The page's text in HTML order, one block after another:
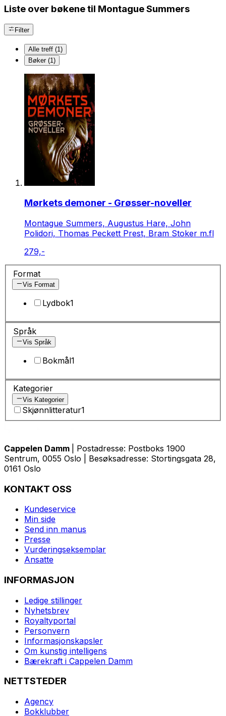
Liste over bøkene til Montague Summers
Filter
Alle treff (1)
Bøker (1)
Mørkets demoner - Grøsser-noveller
Montague Summers, Augustus Hare, John
Polidori, Thomas Peckett Prest, Bram Stoker m.fl
279,-
Format
Vis Format
Lydbok1
Språk
Vis Språk
Bokmål1
Kategorier
Vis Kategorier
Skjønnlitteratur1
Cappelen Damm
| Postadresse: Postboks 1900
Sentrum, 0055 Oslo | Besøksadresse: Stortingsgata 28,
0161 Oslo
KONTAKT OSS
Kundeservice
Min side
Send inn manus
Presse
Vurderingseksemplar
Ansatte
INFORMASJON
Ledige stillinger
Nyhetsbrev
Royaltyportal
Personvern
Informasjonskapsler
Om kunstig intelligens
Bærekraft i Cappelen Damm
NETTSTEDER
Agency
Bokklubber